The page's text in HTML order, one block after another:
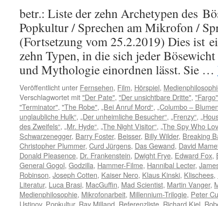
betr.: Liste der zehn Archetypen des
Popkultur / Sprechen am Mikrofon /
(Fortsetzung vom 25.2.2019) Dies ist
zehn Typen, in die sich jeder
und Mythologie einordnen lässt. Sie …
Veröffentlicht unter Fernsehen, Film, Hörspiel,
Verschlagwortet mit"Der Pate", "Der unsichtbare Dritte", "Fargo"
"Terminator", "The Robe", „Bei Anruf Mord“, „Columbo –
unglaubliche Hulk“, „Der unheimliche Besucher“, „Frenzy“,
des Zweifels“, „Mr. Hyde“, „The Night Visitor“, „The Spy Who
Schwarzenegger, Barry Foster, Beisser, Billy Wilder, Breaking
Christopher Plummer, Curd Jürgens, Das Gewand, David
Donald Pleasence, Dr. Frankenstein, Dwight Frye, Edward Fox,
General Gogol, Godzilla, Hammer-Filme, Hannibal Lecter,
Robinson, Joseph Cotten, Kaiser Nero, Klaus Kinski, Klischees,
Literatur, Luca Brasi, MacGuffin, Mad Scientist, Martin Vanger,
Medienphilosophie, Mikrofonarbeit, Millennium-Trilogie, Peter
Ustinov, Popkultur, Ray Milland, Referenzliste, Richard Kiel,